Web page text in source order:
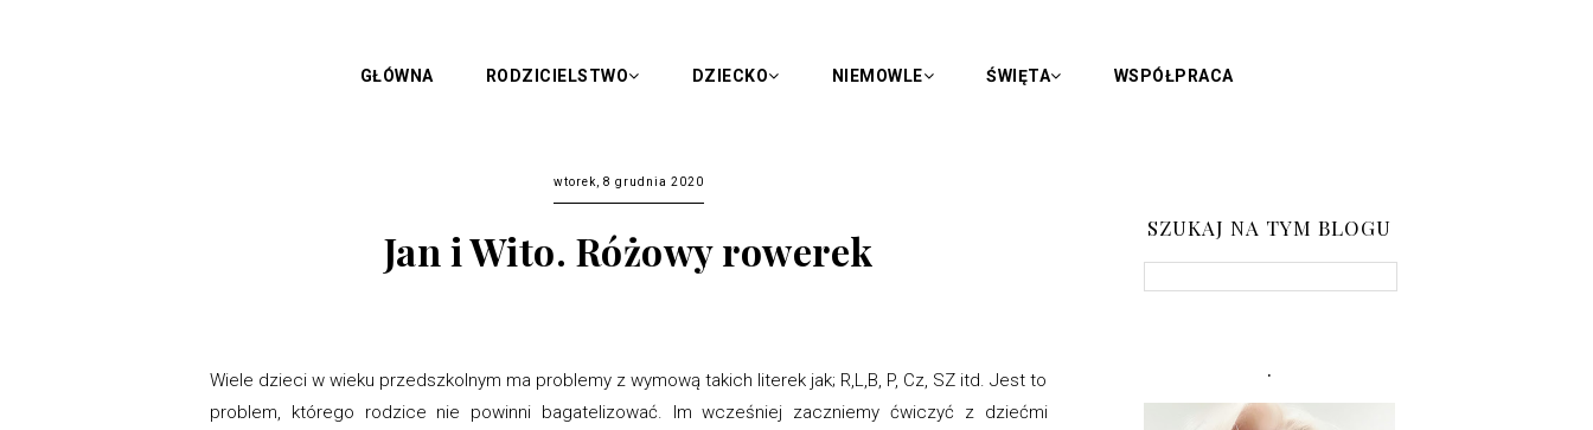
GŁÓWNA RODZICIELSTWO DZIECKO NIEMOWLE ŚWIĘTA WSPÓŁPRACA
wtorek, 8 grudnia 2020
Jan i Wito. Różowy rowerek
Wiele dzieci w wieku przedszkolnym ma problemy z wymową takich literek jak; R,L,B, P, Cz, SZ itd. Jest to
problem, którego rodzice nie powinni bagatelizować. Im wcześniej zaczniemy ćwiczyć z dziećmi
SZUKAJ NA TYM BLOGU
.